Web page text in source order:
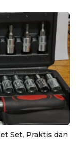
Set, Praktis dan